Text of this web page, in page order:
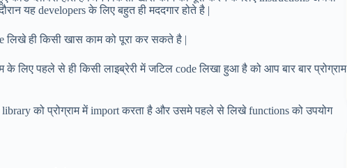
यह developers के लिए बहुत ही मददगार होते है |
लिखे ही किसी खास काम को पूरा कर सकते है |
लिए पहले से ही किसी लाइब्रेरी में जटिल code लिखा हुआ है को आप बार बार प्रोग्राम
library को प्रोग्राम में import करता है और उसमे पहले से लिखे functions को उपयोग